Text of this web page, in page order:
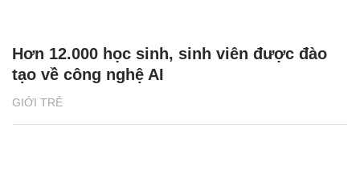
GIỚI TRẺ
Hơn 12.000 học sinh, sinh viên được đào
tạo về công nghệ AI